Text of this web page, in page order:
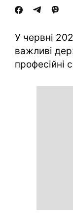
У червні
важливі
професійні